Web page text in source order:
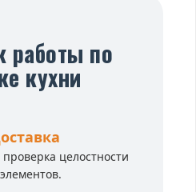
работы по
кухни
целостности